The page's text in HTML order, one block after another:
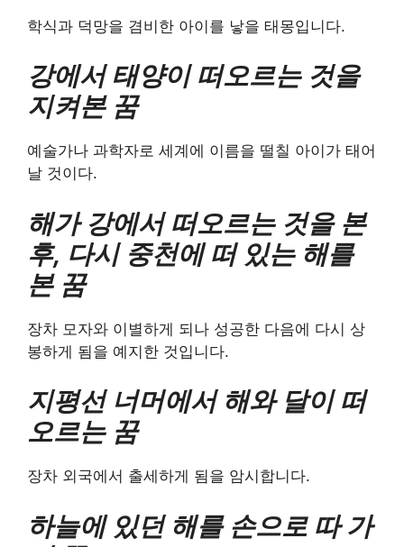
학식과 덕망을 겸비한 아이를 낳을 태몽입니다.
강에서 태양이 떠오르는 것을
지켜본 꿈
예술가나 과학자로 세계에 이름을 떨칠 아이가 태어
날 것이다.
해가 강에서 떠오르는 것을 본
후, 다시 중천에 떠 있는 해를
본 꿈
장차 모자와 이별하게 되나 성공한 다음에 다시 상
봉하게 됨을 예지한 것입니다.
지평선 너머에서 해와 달이 떠
오르는 꿈
장차 외국에서 출세하게 됨을 암시합니다.
하늘에 있던 해를 손으로 따 가